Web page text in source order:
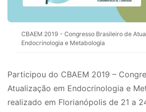
CBAEM 2019 - Congresso Brasileiro de
Endocrinologia e Metabologia
Participou do CBAEM 2019 –
Atualização em Endocrinologia e
realizado em Florianópolis de 21 a